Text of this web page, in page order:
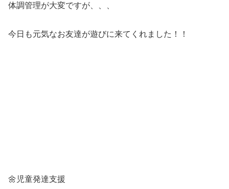
体調管理が大変ですが、、、
今日も元気なお友達が遊びに来てくれました！！
🌼児童発達支援